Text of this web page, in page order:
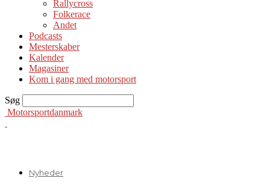
Rallycross
Folkerace
Andet
Podcasts
Mesterskaber
Kalender
Magasiner
Kom i gang med motorsport
Søg
Motorsportdanmark
Nyheder